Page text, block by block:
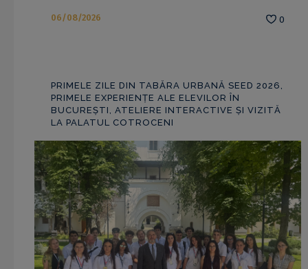
06/08/2026 0
PRIMELE ZILE DIN TABĂRA URBANĂ SEED 2026,
PRIMELE EXPERIENȚE ALE ELEVILOR ÎN
BUCUREȘTI, ATELIERE INTERACTIVE ȘI VIZITĂ
LA PALATUL COTROCENI